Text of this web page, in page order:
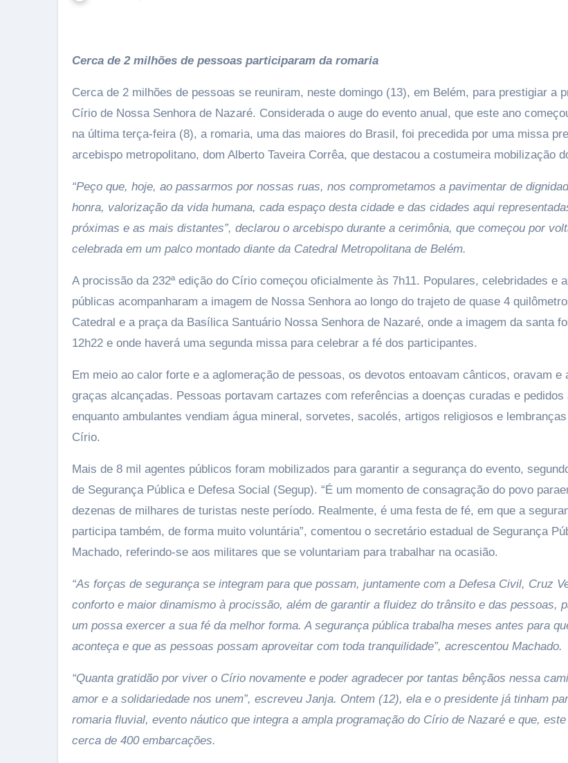
Cerca de 2 milhões de pessoas participaram da romaria
Cerca de 2 milhões de pessoas se reuniram, neste domingo (13), em Belém, para prestigiar a
Círio de Nossa Senhora de Nazaré. Considerada o auge do evento anual, que este ano
na última terça-feira (8), a romaria, uma das maiores do Brasil, foi precedida por uma missa
arcebispo metropolitano, dom Alberto Taveira Corrêa, que destacou a costumeira mobilização
“Peço que, hoje, ao passarmos por nossas ruas, nos comprometamos a pavimentar de
honra, valorização da vida humana, cada espaço desta cidade e das cidades aqui
próximas e as mais distantes”, declarou o arcebispo durante a cerimônia, que começou por
celebrada em um palco montado diante da Catedral Metropolitana de Belém.
A procissão da 232ª edição do Círio começou oficialmente às 7h11. Populares, celebridades e
públicas acompanharam a imagem de Nossa Senhora ao longo do trajeto de quase 4
Catedral e a praça da Basílica Santuário Nossa Senhora de Nazaré, onde a imagem da santa
12h22 e onde haverá uma segunda missa para celebrar a fé dos participantes.
Em meio ao calor forte e a aglomeração de pessoas, os devotos entoavam cânticos, oravam e
graças alcançadas. Pessoas portavam cartazes com referências a doenças curadas e pedidos
enquanto ambulantes vendiam água mineral, sorvetes, sacolés, artigos religiosos e
Círio.
Mais de 8 mil agentes públicos foram mobilizados para garantir a segurança do evento,
de Segurança Pública e Defesa Social (Segup). “É um momento de consagração do povo
dezenas de milhares de turistas neste período. Realmente, é uma festa de fé, em que a
participa também, de forma muito voluntária”, comentou o secretário estadual de Segurança
Machado, referindo-se aos militares que se voluntariam para trabalhar na ocasião.
“As forças de segurança se integram para que possam, juntamente com a Defesa Civil, Cruz
conforto e maior dinamismo à procissão, além de garantir a fluidez do trânsito e das pessoas,
um possa exercer a sua fé da melhor forma. A segurança pública trabalha meses antes para
aconteça e que as pessoas possam aproveitar com toda tranquilidade”, acrescentou Machado.
“Quanta gratidão por viver o Círio novamente e poder agradecer por tantas bênçãos nessa
amor e a solidariedade nos unem”, escreveu Janja. Ontem (12), ela e o presidente já tinham
romaria fluvial, evento náutico que integra a ampla programação do Círio de Nazaré e que,
cerca de 400 embarcações.